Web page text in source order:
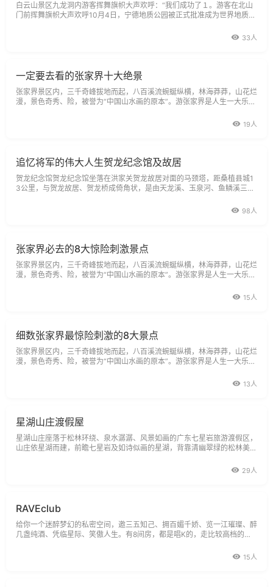
白云山景区九龙洞内游客挥舞旗帜大声欢呼：“我们成功了１。游客在北山
门前挥舞旗帜大声欢呼10月4日，宁德地质公园被正式批准成为世界地质公
33人
一定要去看的张家界十大绝景
张家界景区内，三千奇峰拔地而起，八百溪流蜿蜒纵横，林海莽莽，山花烂
漫，景色奇秀、险，被誉为“中国山水画的原本”。游张家界是人生一大乐
19人
追忆将军的伟大人生贺龙纪念馆及故居
贺龙纪念馆贺龙纪念馆坐落在洪家关贺龙故居对面的马颈塔，距桑植县城1
3公里，与贺龙故居、贺龙桥成倚角状，是由天龙溪、玉泉河、鱼鳞溪三水
98人
张家界必去的8大惊险刺激景点
张家界景区内，三千奇峰拔地而起，八百溪流蜿蜒纵横，林海莽莽，山花烂
漫，景色奇秀、险，被誉为“中国山水画的原本”。游张家界是人生一大乐
15人
细数张家界最惊险刺激的8大景点
张家界景区内，三千奇峰拔地而起，八百溪流蜿蜒纵横，林海莽莽，山花烂
漫，景色奇秀、险，被誉为“中国山水画的原本”。游张家界是人生一大乐
13人
星湖山庄渡假屋
星湖山庄座落于松林环绕、泉水潺潺、风景如画的广东七星岩旅游渡假区，
山庄依星湖而建，前瞻七星岩及如诗似画的星湖，背靠清幽翠绿的松林美
29人
RAVEclub
给你一个迷醉梦幻的私密空间，邀三五知己、拥百媚千娇、览一江璀璨、醉
几盏纯酒、凭临星际、笑傲人生。有8间房，都是唱K的，走比较高档的路
15人